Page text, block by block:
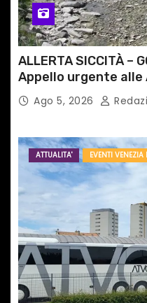
l
i
ALLERTA SICCITÀ –
Appello urgente
Ago 5, 2026
ATTUALITA' EVENTI